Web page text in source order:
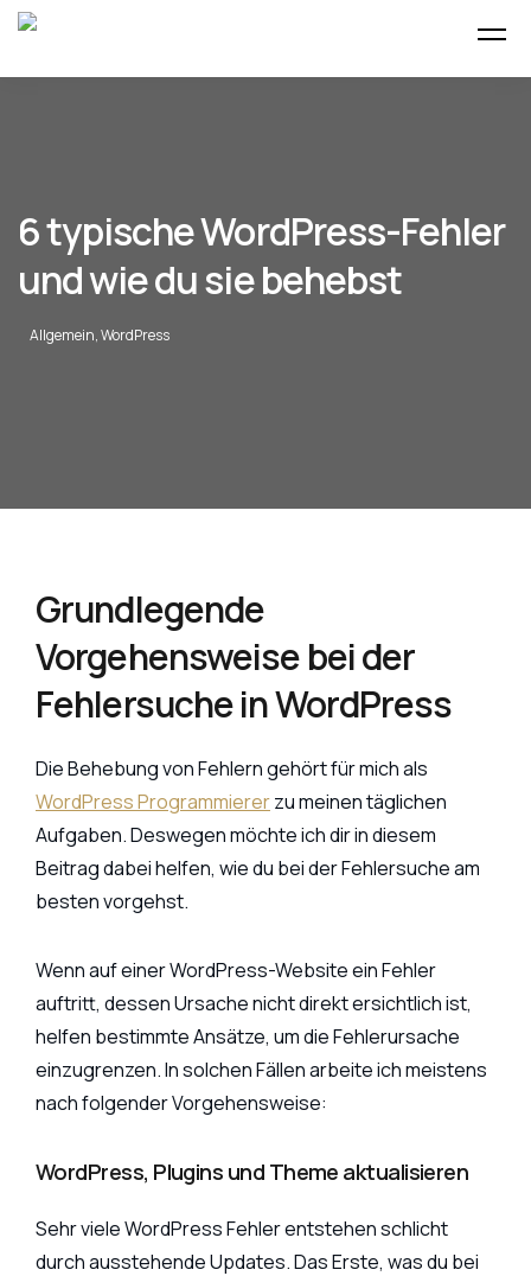
6 typische WordPress-Fehler
und wie du sie behebst
Allgemein,WordPress
Grundlegende
Vorgehensweise bei der
Fehlersuche in WordPress
Die Behebung von Fehlern gehört für mich als
WordPress Programmiererzu meinen täglichen
Aufgaben. Deswegen möchte ich dir in diesem
Beitrag dabei helfen, wie du bei der Fehlersuche am
besten vorgehst.
Wenn auf einer WordPress-Website ein Fehler
auftritt, dessen Ursache nicht direkt ersichtlich ist,
helfen bestimmte Ansätze, um die Fehlerursache
einzugrenzen. In solchen Fällen arbeite ich meistens
nach folgender Vorgehensweise:
WordPress, Plugins und Theme aktualisieren
Sehr viele WordPress Fehler entstehen schlicht
durch ausstehende Updates. Das Erste, was du bei